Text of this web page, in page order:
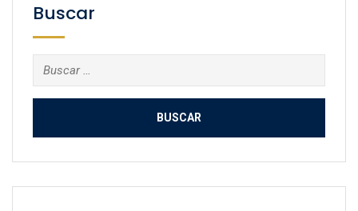
Buscar
Buscar: